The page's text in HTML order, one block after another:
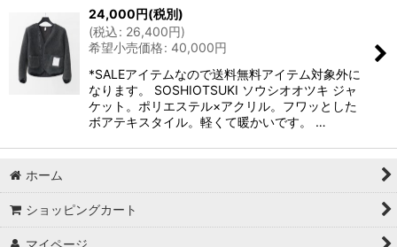
24,000円(税別)
(税込: 26,400円)
希望小売価格: 40,000円
*SALEアイテムなので送料無料アイテム対象外に
なります。 SOSHIOTSUKI ソウシオオツキ ジャ
ケット。ポリエステル×アクリル。フワッとした
ボアテキスタイル。軽くて暖かいです。 …
ホーム
ショッピングカート
マイページ